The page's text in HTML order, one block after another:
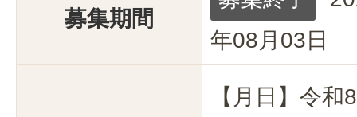
募集期間
年08月03日
【月日】令